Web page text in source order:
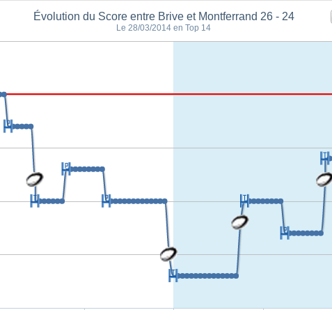
Évolution du Score entre Brive et Montferrand 26 - 24
Le 28/03/2014 en Top 14